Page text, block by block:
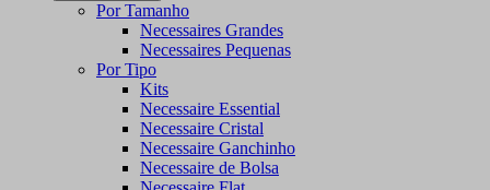
Por Tamanho
Necessaires Grandes
Necessaires Pequenas
Por Tipo
Kits
Necessaire Essential
Necessaire Cristal
Necessaire Ganchinho
Necessaire de Bolsa